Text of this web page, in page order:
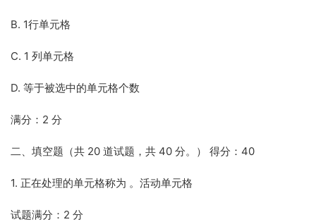
B. 1行单元格
C. 1 列单元格
D. 等于被选中的单元格个数
满分：2 分
二、填空题（共 20 道试题，共 40 分。） 得分：40
1. 正在处理的单元格称为 。活动单元格
试题满分：2 分